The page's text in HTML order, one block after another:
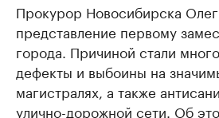
Прокурор Новосибирска
представление первому
города. Причиной стали
дефекты и выбоины на
магистралях, а также
улично-дорожной сети. Об